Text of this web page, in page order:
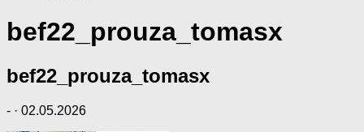
bef22_prouza_tomasx
bef22_prouza_tomasx
- · 02.05.2026